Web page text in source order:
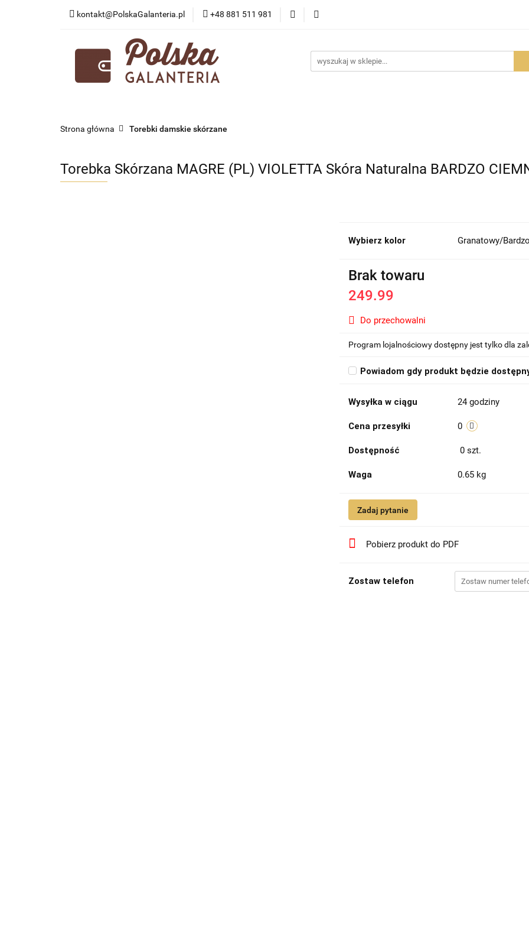
kontakt@PolskaGalanteria.pl +48 881 511 981
KATEGORIE NOWOŚCI PROMOCJE
PORADY I AKTUALNOŚCI
Strona główna Torebki damskie skórzane
Torebka Skórzana MAGRE (PL) VIOLETTA Skóra Naturalna BARDZO
Wybierz kolor Granatowy/
Brak towaru
249.99
Do przechowalni
Program lojalnościowy dostępny jest tylko dla
Powiadom gdy produkt będzie
Wysyłka w ciągu 24 godziny
Cena przesyłki 0
Dostępność 0 szt.
Waga 0.65 kg
Zadaj pytanie
Pobierz produkt do PDF
Zostaw telefon